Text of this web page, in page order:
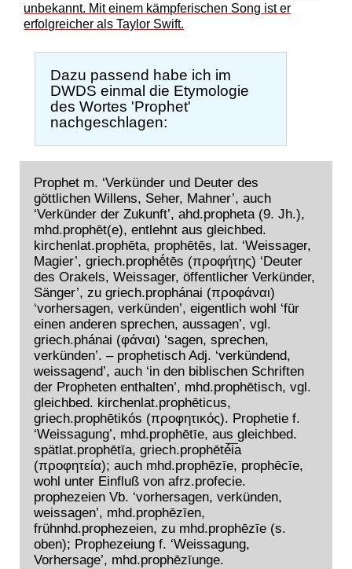
unbekannt. Mit einem kämpferischen Song ist er
erfolgreicher als Taylor Swift.
Dazu passend habe ich im
DWDS einmal die Etymologie
des Wortes 'Prophet'
nachgeschlagen:
Prophet m. ‘Verkünder und Deuter des
göttlichen Willens, Seher, Mahner’, auch
‘Verkünder der Zukunft’, ahd.propheta (9. Jh.),
mhd.prophēt(e), entlehnt aus gleichbed.
kirchenlat.prophēta, prophētēs, lat. ‘Weissager,
Magier’, griech.prophḗtēs (προφήτης) ‘Deuter
des Orakels, Weissager, öffentlicher Verkünder,
Sänger’, zu griech.prophánai (προφάναι)
‘vorhersagen, verkünden’, eigentlich wohl ‘für
einen anderen sprechen, aussagen’, vgl.
griech.phánai (φάναι) ‘sagen, sprechen,
verkünden’. – prophetisch Adj. ‘verkündend,
weissagend’, auch ‘in den biblischen Schriften
der Propheten enthalten’, mhd.prophētisch, vgl.
gleichbed. kirchenlat.prophēticus,
griech.prophētikós (προφητικός). Prophetie f.
‘Weissagung’, mhd.prophētīe, aus gleichbed.
spätlat.prophētīa, griech.prophēté͞ia
(προφητεία); auch mhd.prophēzīe, prophēcīe,
wohl unter Einfluß von afrz.profecie.
prophezeien Vb. ‘vorhersagen, verkünden,
weissagen’, mhd.prophēzīen,
frühnhd.prophezeien, zu mhd.prophēzīe (s.
oben); Prophezeiung f. ‘Weissagung,
Vorhersage’, mhd.prophēzīunge.